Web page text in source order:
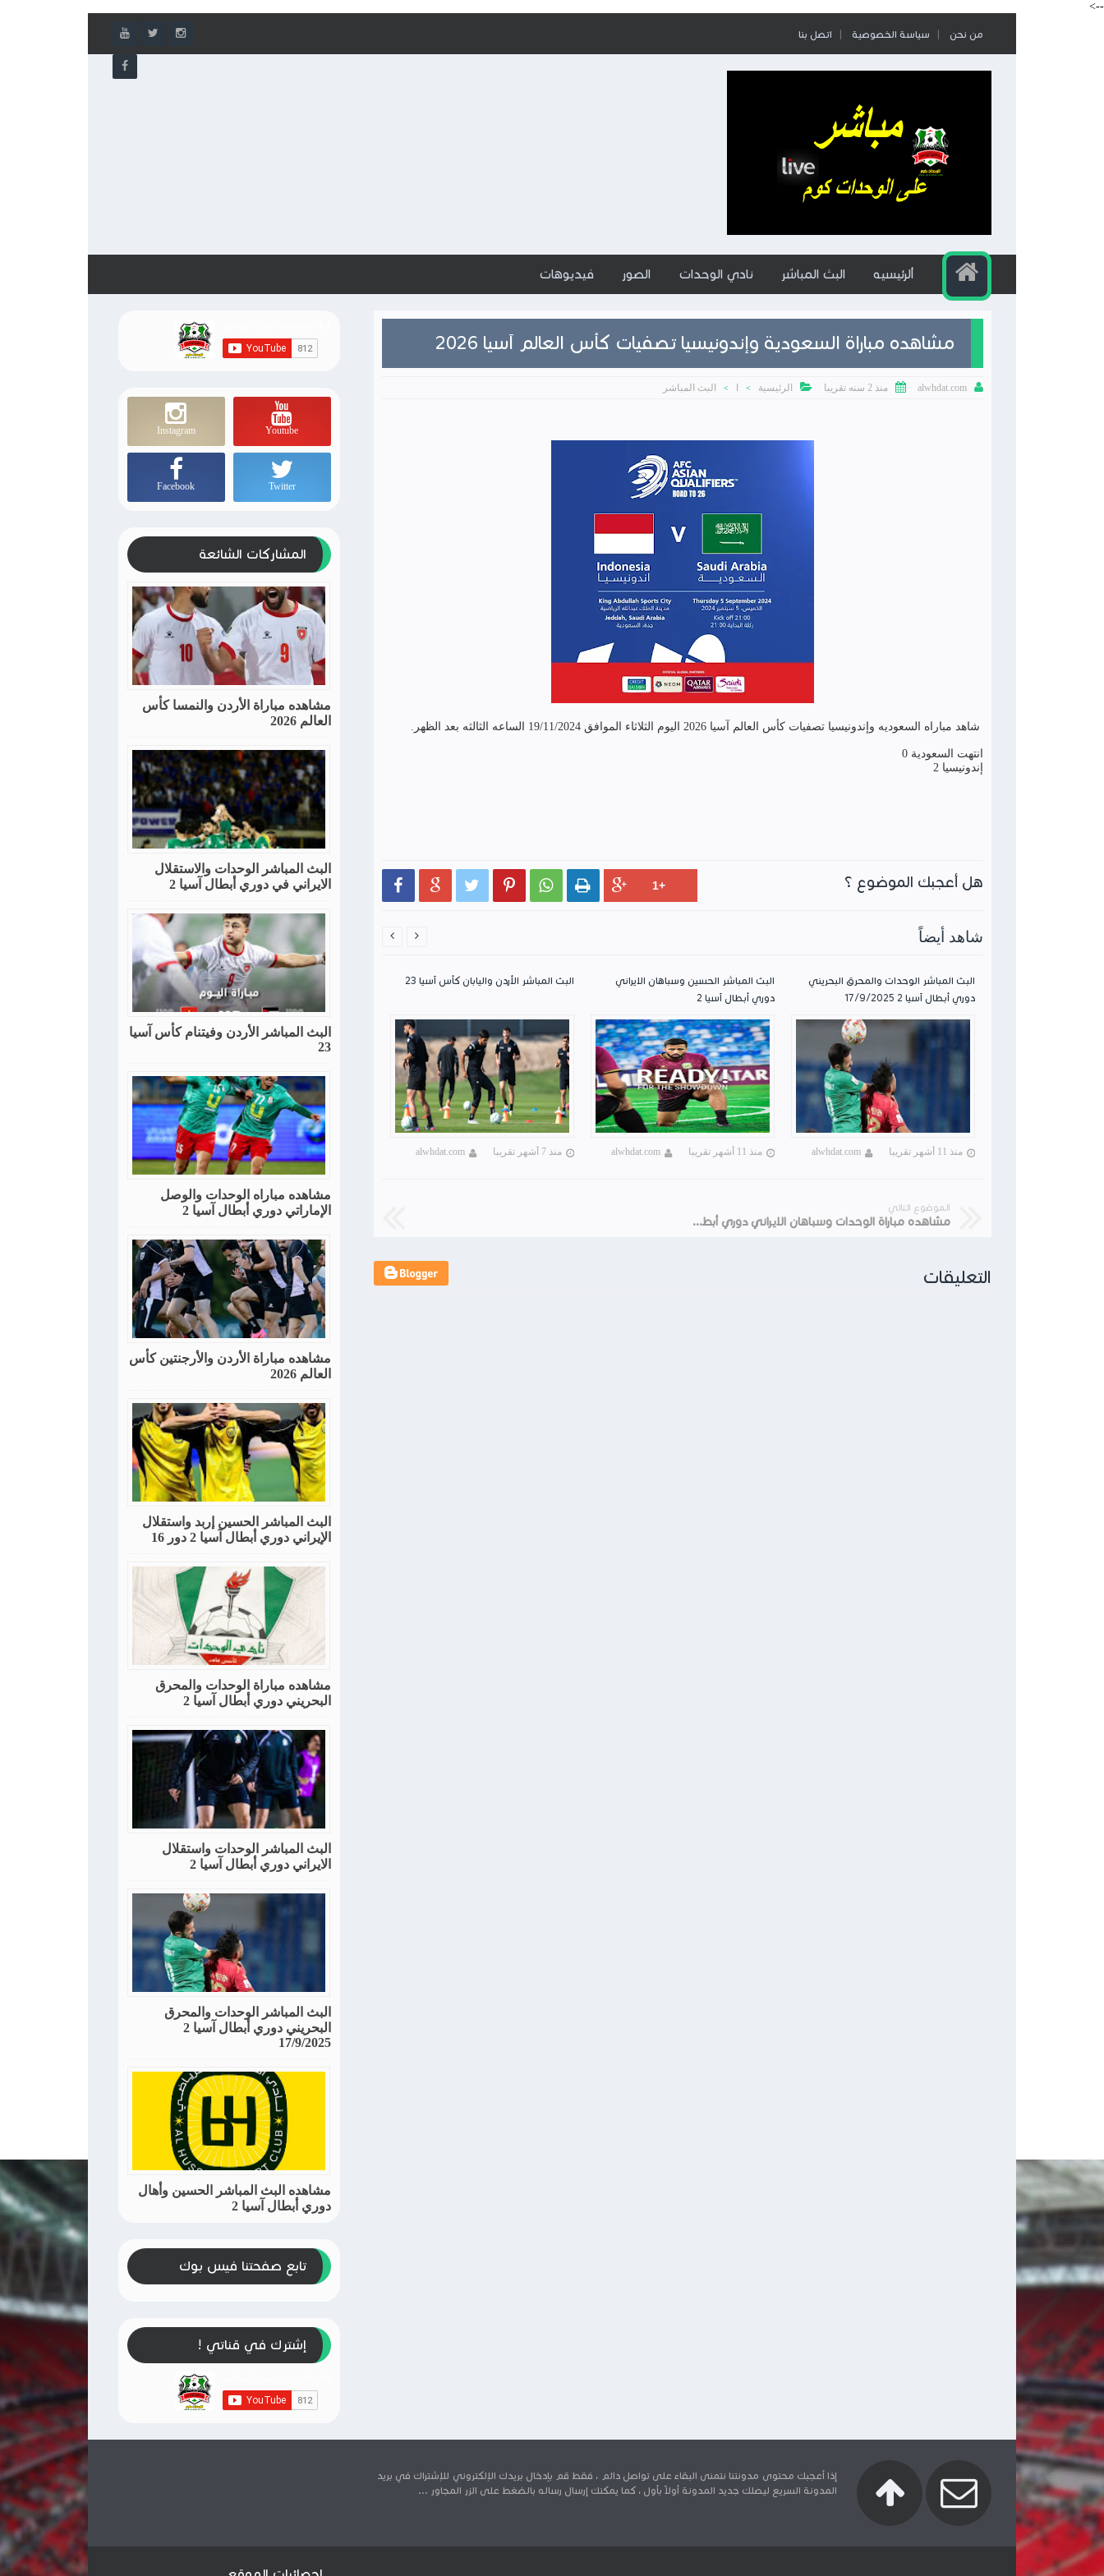
-->
من نحن سياسة الخصوصية اتصل بنا
ألرئيسيه البث المباشر نادي الوحدات الصور فيديوهات
مشاهده مباراة السعودية وإندونيسيا تصفيات كأس العالم آسيا 2026

alwhdat.com
 منذ 2 سنه تقريبا  الرئيسية >
> البث المباشر
شاهد مباراه السعوديه وإندونيسيا تصفيات كأس العالم آسيا 2026 اليوم الثلاثاء الموافق 19/11/2024 الساعه الثالثه بعد الظهر.
انتهت السعودية 0
إندونيسيا 2
هل أعجبك الموضوع ؟      
شاهد أيضاً
البث المباشر الأردن واليابان كأس آسيا 23
منذ 7 أشهر تقريبا alwhdat.com
البث المباشر الحسين وسباهان الايراني
دوري أبطال آسيا 2
منذ 11 أشهر تقريبا alwhdat.com
البث المباشر الوحدات والمحرق البحريني
دوري أبطال آسيا 2 17/9/2025
منذ 11 أشهر تقريبا alwhdat.com
 
الموضوع التالي
مشاهده مباراة الوحدات وسباهان الايراني دوري أبطال آسيا 2. 26/11/2024
التعليقات
Youtube
Instagram
Twitter
Facebook
المشاركات الشائعة
مشاهده مباراة الأردن والنمسا كأس
العالم 2026
البث المباشر الوحدات والاستقلال
الايراني في دوري أبطال آسيا 2
البث المباشر الأردن وفيتنام كأس آسيا
23
مشاهده مباراه الوحدات والوصل
الإماراتي دوري أبطال آسيا 2
مشاهده مباراة الأردن والأرجنتين كأس
العالم 2026
البث المباشر الحسين إربد واستقلال
الإيراني دوري أبطال آسيا 2 دور 16
مشاهده مباراة الوحدات والمحرق
البحريني دوري أبطال آسيا 2
البث المباشر الوحدات واستقلال
الايراني دوري أبطال آسيا 2
البث المباشر الوحدات والمحرق
البحريني دوري أبطال آسيا 2
17/9/2025
مشاهده البث المباشر الحسين وأهال
دوري أبطال آسيا 2
تابع صفحتنا فيس بوك
إشترك في قناتي !
إذا أعجبك محتوى مدونتنا نتمنى البقاء على تواصل دائم ، فقط قم بإدخال بريدك الإلكتروني للإشتراك في بريد
المدونة السريع ليصلك جديد المدونة أولاً بأول ، كما يمكنك إرسال رساله بالضغط على الزر المجاور ...